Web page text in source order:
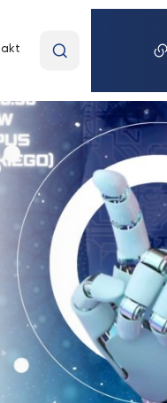
wyszukiwaną